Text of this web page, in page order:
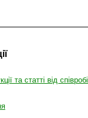
та статті від